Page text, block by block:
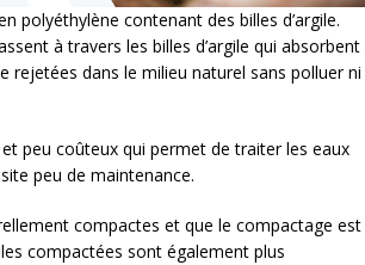
polyéthylène contenant des billes d’argile.
à travers les billes d’argile qui absorbent
rejetées dans le milieu naturel sans polluer ni
peu coûteux qui permet de traiter les eaux
peu de maintenance.
compactes et que le compactage est
compactées sont également plus